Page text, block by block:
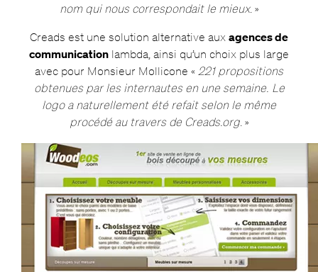
nom qui nous correspondait le mieux. »
Creads est une solution alternative aux agences de
communication lambda, ainsi qu’un choix plus large
avec pour Monsieur Mollicone « 221 propositions
obtenues par les internautes en une semaine. Le
logo a naturellement été refait selon le même
procédé au travers de Creads.org. »